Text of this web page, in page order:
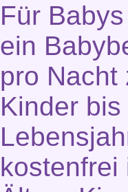
Für
ein
pro Nacht
Kinder
kostenfrei